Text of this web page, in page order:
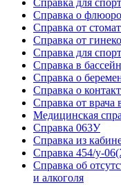
Справка для
Справка о
Справка от
Справка от
Справка для
Справка в бассейн
Справка о
Справка о
Справка от врача
Медицинская
Справка 063У
Справка из
Справка 454/у-
Справка об
и алкоголя